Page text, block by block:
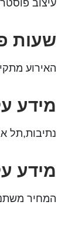
עיצוב
שעות
האירוע מתקיים מ-08-01-2026
מידע
נתיבות,תל
מידע
המחיר משתנה מ 76